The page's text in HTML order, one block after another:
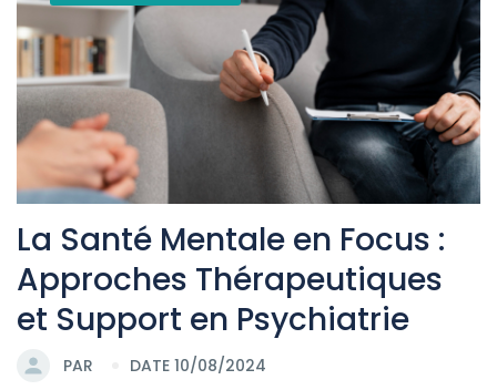
La Santé Mentale en Focus :
Approches Thérapeutiques
et Support en Psychiatrie
PAR DATE 10/08/2024